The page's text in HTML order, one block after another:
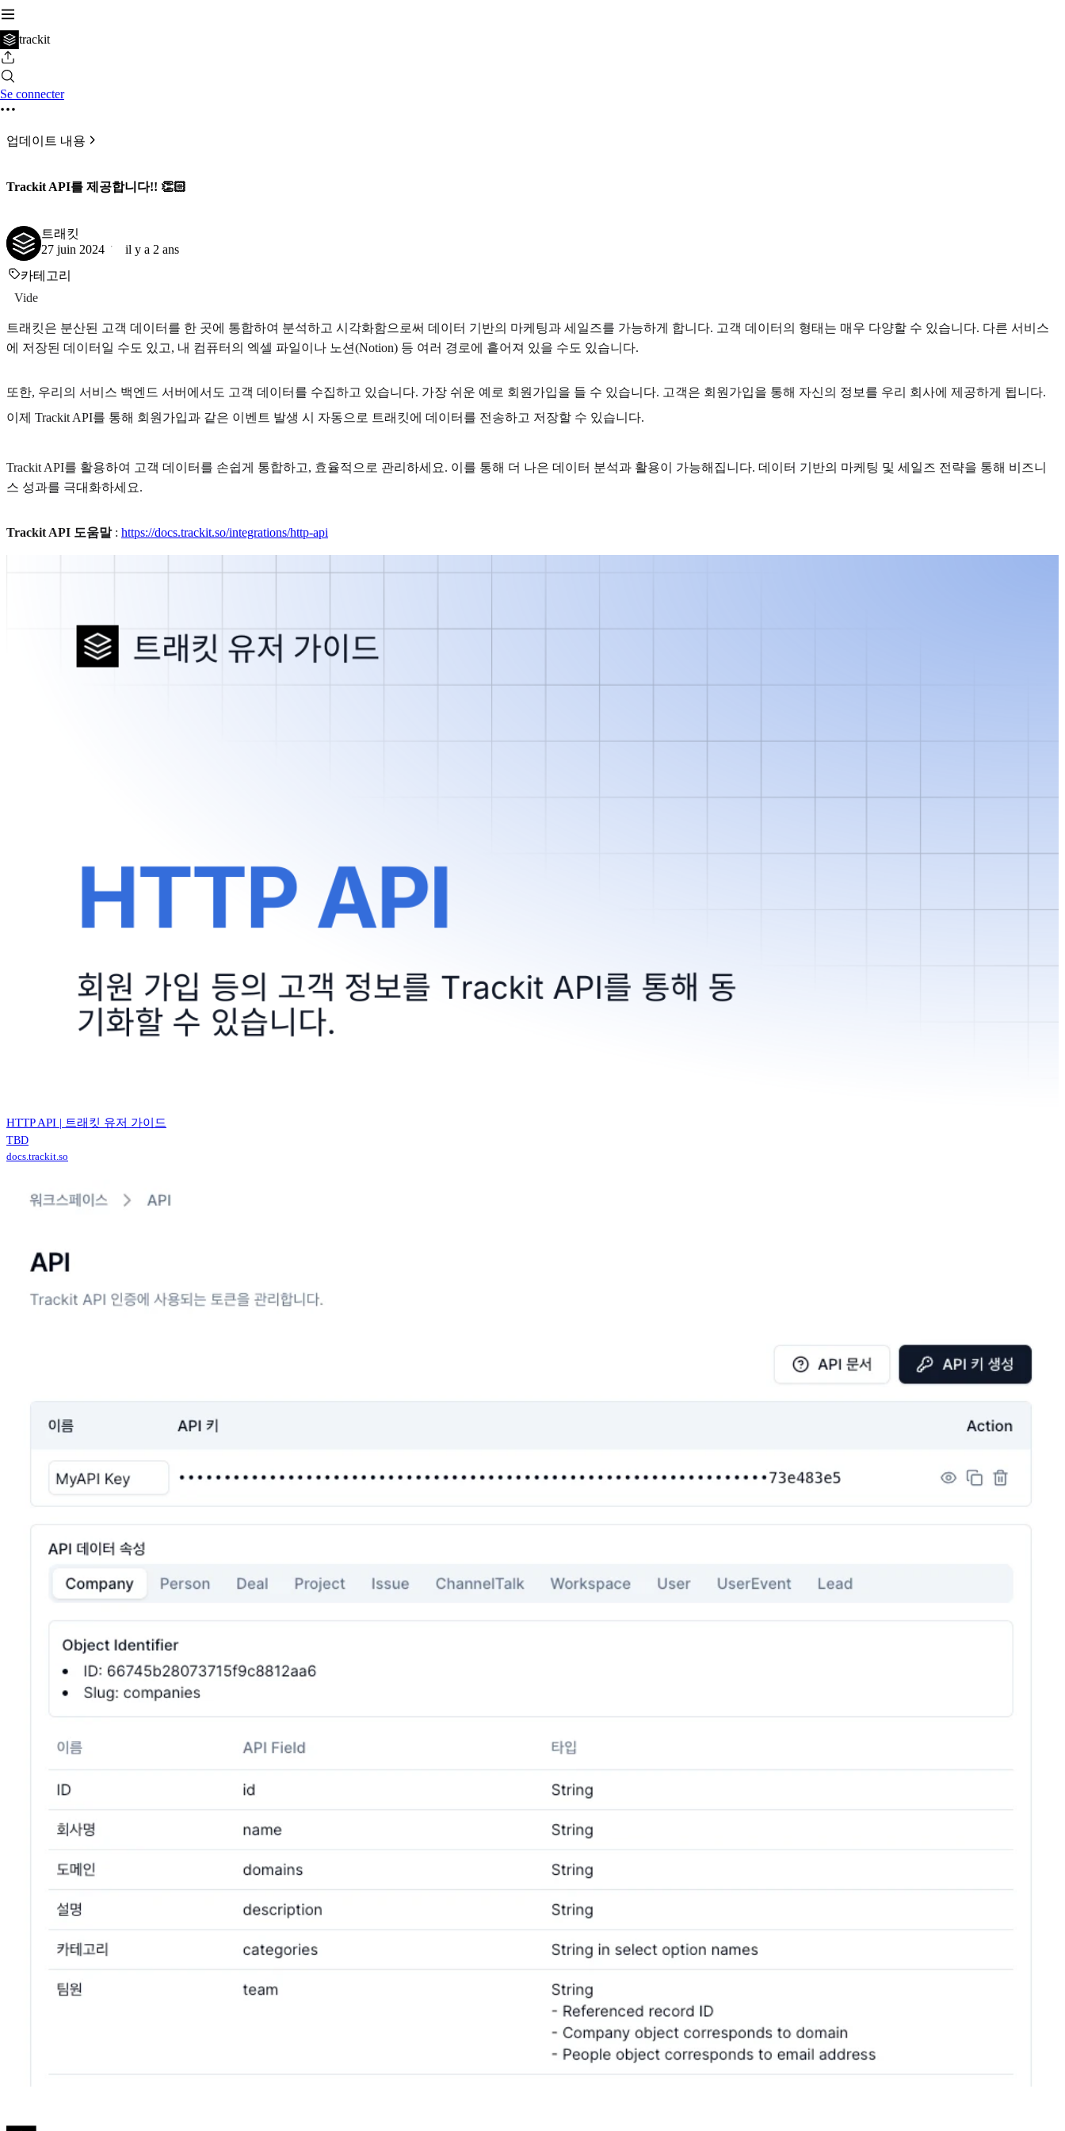
trackit
Se connecter
업데이트 내용
Trackit API를 제공합니다!! 👏🏻
트래킷
27 juin 2024
il y a 2 ans
카테고리
Vide
트래킷은 분산된 고객 데이터를 한 곳에 통합하여 분석하고 시각화함으로써 데이터 기반의 마케팅과 세일즈를 가능하게 합니다. 고객 데이터의 형태는 매우 다양할 수 있습니다. 다른 서비스
에 저장된 데이터일 수도 있고, 내 컴퓨터의 엑셀 파일이나 노션(Notion) 등 여러 경로에 흩어져 있을 수도 있습니다.
또한, 우리의 서비스 백엔드 서버에서도 고객 데이터를 수집하고 있습니다. 가장 쉬운 예로 회원가입을 들 수 있습니다. 고객은 회원가입을 통해 자신의 정보를 우리 회사에 제공하게 됩니다.
이제 Trackit API를 통해 회원가입과 같은 이벤트 발생 시 자동으로 트래킷에 데이터를 전송하고 저장할 수 있습니다.
Trackit API를 활용하여 고객 데이터를 손쉽게 통합하고, 효율적으로 관리하세요. 이를 통해 더 나은 데이터 분석과 활용이 가능해집니다. 데이터 기반의 마케팅 및 세일즈 전략을 통해 비즈니
스 성과를 극대화하세요.
Trackit API 도움말: https://docs.trackit.so/integrations/http-api
HTTP API | 트래킷 유저 가이드
TBD
docs.trackit.so